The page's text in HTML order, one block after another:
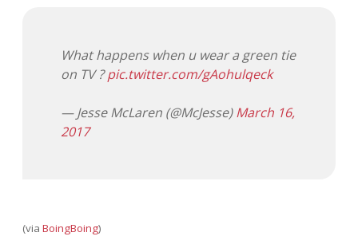
What happens when u wear a green tie
on TV ?pic.twitter.com/gAohulqeck
— Jesse McLaren (@McJesse)March 16,
2017
(via BoingBoing)